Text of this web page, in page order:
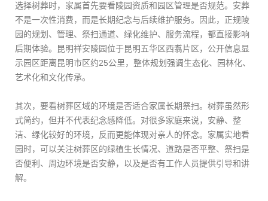
选择树葬时，家属首先要看陵园资质和园区管理是否规范。安葬
不是一次性消费，而是长期纪念与后续维护服务。因此，正规陵
园的规划、管理、祭扫通道、绿化维护、服务流程，都直接影响
后期体验。昆明祥安陵园位于昆明五华区西翥片区，公开信息显
示园区距离昆明市区约25公里，整体规划强调生态化、园林化、
艺术化和文化传承。
其次，要看树葬区域的环境是否适合家属长期祭扫。树葬虽然形
式简约，但并不代表纪念感降低。对很多家庭来说，安静、整
洁、绿化较好的环境，反而更能体现对亲人的怀念。家属实地看
园时，可以关注树葬区的绿植生长情况、道路是否平整、祭扫是
否便利、周边环境是否安静，以及是否有工作人员提供引导和讲
解。